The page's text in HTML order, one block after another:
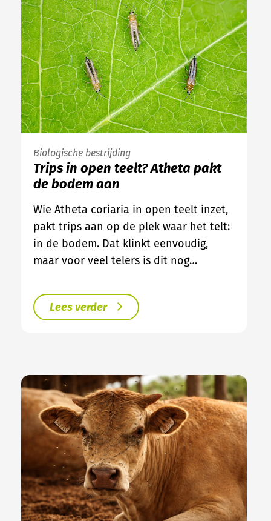
Biologische bestrijding
Trips in open teelt? Atheta pakt
de bodem aan
Wie Atheta coriaria in open teelt inzet,
pakt trips aan op de plek waar het telt:
in de bodem. Dat klinkt eenvoudig,
maar voor veel telers is dit nog…
Lees verder